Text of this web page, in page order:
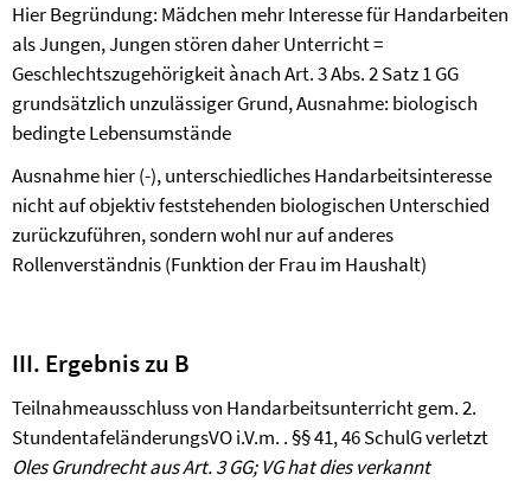
Hier Begründung: Mädchen mehr Interesse für Handarbeiten
als Jungen, Jungen stören daher Unterricht =
Geschlechtszugehörigkeitànach Art. 3 Abs. 2 Satz 1 GG
grundsätzlich unzulässiger Grund, Ausnahme: biologisch
bedingte Lebensumstände
Ausnahme hier (-), unterschiedliches Handarbeitsinteresse
nicht auf objektiv feststehenden biologischen Unterschied
zurückzuführen, sondern wohl nur auf anderes
Rollenverständnis (Funktion der Frau im Haushalt)
III. Ergebnis zu B
Teilnahmeausschluss von Handarbeitsunterricht gem. 2.
StundentafeländerungsVO i.V.m. . §§ 41, 46 SchulG verletzt
Oles Grundrecht aus Art. 3 GG; VG hat dies verkannt